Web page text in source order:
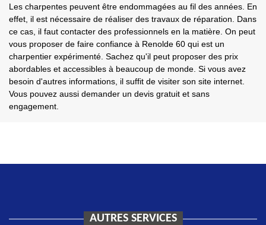
Les charpentes peuvent être endommagées au fil des années. En
effet, il est nécessaire de réaliser des travaux de réparation. Dans
ce cas, il faut contacter des professionnels en la matière. On peut
vous proposer de faire confiance à Renolde 60 qui est un
charpentier expérimenté. Sachez qu'il peut proposer des prix
abordables et accessibles à beaucoup de monde. Si vous avez
besoin d'autres informations, il suffit de visiter son site internet.
Vous pouvez aussi demander un devis gratuit et sans
engagement.
AUTRES SERVICES